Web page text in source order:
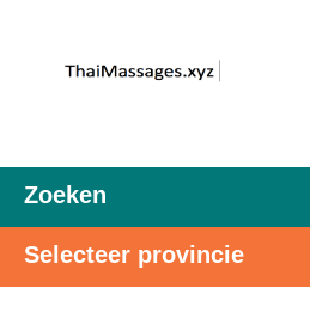
Zoeken
Selecteer provincie